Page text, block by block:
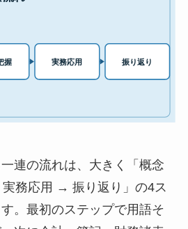
連の流れは、大きく「概念
務応用 → 振り返り」の4ス
。最初のステップで用語そ